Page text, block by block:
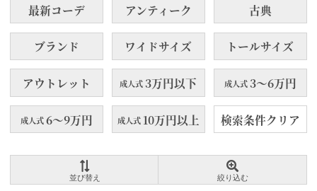
最新コーデ アンティーク 古典
ブランド ワイドサイズ トールサイズ
アウトレット 成人式3万円以下 成人式3～6万円
成人式6～9万円 成人式 10万円以上 検索条件クリア